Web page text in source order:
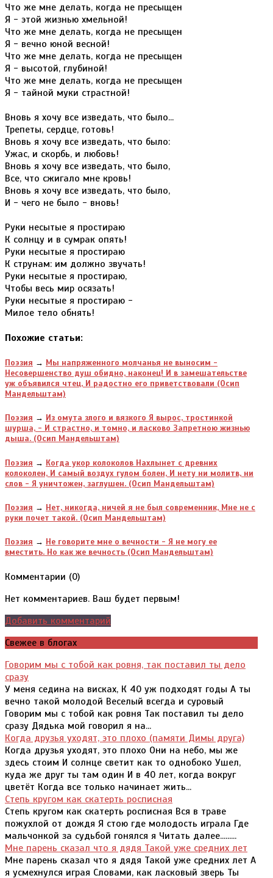
Что же мне делать, когда не пресыщен
Я - этой жизнью хмельной!
Что же мне делать, когда не пресыщен
Я - вечно юной весной!
Что же мне делать, когда не пресыщен
Я - высотой, глубиной!
Что же мне делать, когда не пресыщен
Я - тайной муки страстной!
Вновь я хочу все изведать, что было...
Трепеты, сердце, готовь!
Вновь я хочу все изведать, что было:
Ужас, и скорбь, и любовь!
Вновь я хочу все изведать, что было,
Все, что сжигало мне кровь!
Вновь я хочу все изведать, что было,
И - чего не было - вновь!
Руки несытые я простираю
К солнцу и в сумрак опять!
Руки несытые я простираю
К струнам: им должно звучать!
Руки несытые я простираю,
Чтобы весь мир осязать!
Руки несытые я простираю -
Милое тело обнять!
Похожие статьи:
Поэзия → Мы напряженного молчанья не выносим -
Несовершенство душ обидно, наконец! И в замешательстве
уж объявился чтец, И радостно его приветствовали (Осип
Мандельштам)
Поэзия → Из омута злого и вязкого Я вырос, тростинкой
шурша, - И страстно, и томно, и ласково Запретною жизнью
дыша. (Осип Мандельштам)
Поэзия → Когда укор колоколов Нахлынет с древних
колоколен, И самый воздух гулом болен, И нету ни молитв, ни
слов - Я уничтожен, заглушен. (Осип Мандельштам)
Поэзия → Нет, никогда, ничей я не был современник, Мне не с
руки почет такой. (Осип Мандельштам)
Поэзия → Не говорите мне о вечности - Я не могу ее
вместить. Но как же вечность (Осип Мандельштам)
Комментарии (0)
Нет комментариев. Ваш будет первым!
Добавить комментарий
Свежее в блогах
Говорим мы с тобой как ровня, так поставил ты дело
сразу
У меня седина на висках, К 40 уж подходят годы А ты
вечно такой молодой Веселый всегда и суровый
Говорим мы с тобой как ровня Так поставил ты дело
сразу Дядька мой говорил я на...
Когда друзья уходят, это плохо (памяти Димы друга)
Когда друзья уходят, это плохо Они на небо, мы же
здесь стоим И солнце светит как то однобоко Ушел,
куда же друг ты там один И в 40 лет, когда вокруг
цветёт Когда все только начинает жить...
Степь кругом как скатерть росписная
Степь кругом как скатерть росписная Вся в траве
пожухлой от дождя Я стою где молодость играла Где
мальчонкой за судьбой гонялся я Читать далее.........
Мне парень сказал что я дядя Такой уже средних лет
Мне парень сказал что я дядя Такой уже средних лет А
я усмехнулся играя Словами, как ласковый зверь Ты